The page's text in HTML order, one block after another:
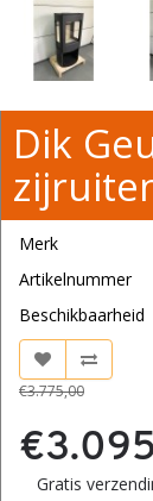
Dik
Merk
Artikelnummer
Beschikbaarheid
€3.775,00
Gratis